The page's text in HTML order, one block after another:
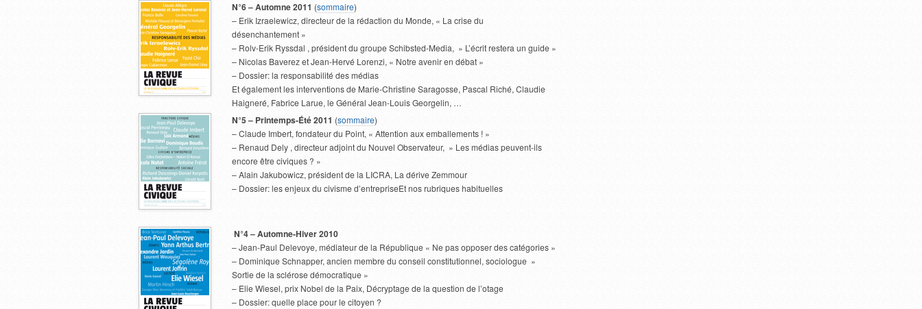
N°6 –Automne 2011 (sommaire)
– Erik Izraelewicz, directeur de la rédaction du Monde, « La crise du
désenchantement »
– Rolv-Erik Ryssdal , président du groupe Schibsted-Media, » L’écrit restera un guide »
– Nicolas Baverez et Jean-Hervé Lorenzi, « Notre avenir en débat »
– Dossier: la responsabilité des médias
Et également les interventions de Marie-Christine Saragosse, Pascal Riché, Claudie
Haigneré, Fabrice Larue, le Général Jean-Louis Georgelin, …
N°5 – Printemps-Été 2011 (sommaire)
– Claude Imbert, fondateur du Point, « Attention aux emballements ! »
– Renaud Dely , directeur adjoint du Nouvel Observateur, » Les médias peuvent-ils
encore être civiques ? »
– Alain Jakubowicz, président de la LICRA, La dérive Zemmour
– Dossier: les enjeux du civisme d’entrepriseEt nos rubriques habituelles
N°4 – Automne-Hiver 2010
– Jean-Paul Delevoye, médiateur de la République « Ne pas opposer des catégories »
– Dominique Schnapper, ancien membre du conseil constitutionnel, sociologue »
Sortie de la sclérose démocratique »
– Elie Wiesel, prix Nobel de la Paix, Décryptage de la question de l’otage
– Dossier: quelle place pour le citoyen ?